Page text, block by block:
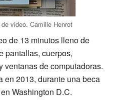
vídeo. Camille Henrot
de 13 minutos lleno de
pantallas, cuerpos,
ventanas de computadoras.
en 2013, durante una beca
en Washington D.C.